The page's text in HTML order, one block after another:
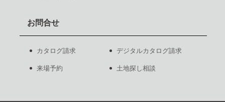
お問合せ
カタログ請求 デジタルカタログ請求
来場予約 土地探し相談